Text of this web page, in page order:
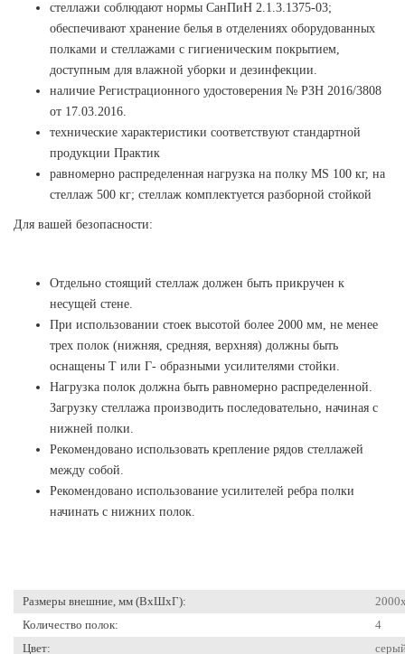
стеллажи соблюдают нормы СанПиН 2.1.3.1375-03;
обеспечивают хранение белья в отделениях оборудованных
полками и стеллажами с гигиеническим покрытием,
доступным для влажной уборки и дезинфекции.
наличие Регистрационного удостоверения № РЗН 2016/3808
от 17.03.2016.
технические характеристики соответствуют стандартной
продукции Практик
равномерно распределенная нагрузка на полку MS 100 кг, на
стеллаж 500 кг; стеллаж комплектуется разборной стойкой
Для вашей безопасности:
Отдельно стоящий стеллаж должен быть прикручен к
несущей стене.
При использовании стоек высотой более 2000 мм, не менее
трех полок (нижняя, средняя, верхняя) должны быть
оснащены Т или Г- образными усилителями стойки.
Нагрузка полок должна быть равномерно распределенной.
Загрузку стеллажа производить последовательно, начиная с
нижней полки.
Рекомендовано использовать крепление рядов стеллажей
между собой.
Рекомендовано использование усилителей ребра полки
начинать с нижних полок.
Размеры внешние, мм (ВхШхГ):
Количество полок:
4
Цвет: